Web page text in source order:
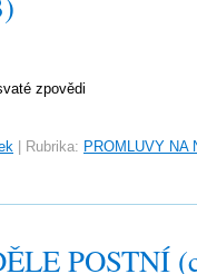
zpovědi
Rubrika: PROMLUVY NA
POSTNÍ